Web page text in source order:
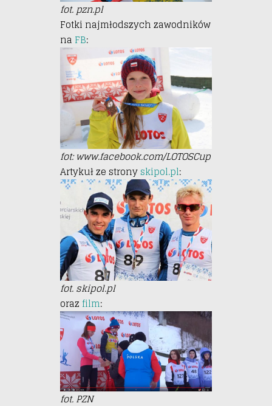
fot. pzn.pl
Fotki najmłodszych zawodników
na FB:
fot: www.facebook.com/LOTOSCup
Artykuł ze stronyskipol.pl:
fot. skipol.pl
oraz film:
fot. PZN